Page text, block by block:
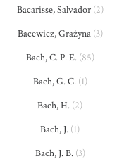
Bacarisse, Salvador(2)
Bacewicz, Grażyna(3)
Bach, C. P. E.(85)
Bach, G. C.(1)
Bach, H. (2)
Bach, J. (1)
Bach, J. B.(3)